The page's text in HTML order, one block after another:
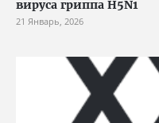
вируса гриппа H5N1
21 Январь, 2026